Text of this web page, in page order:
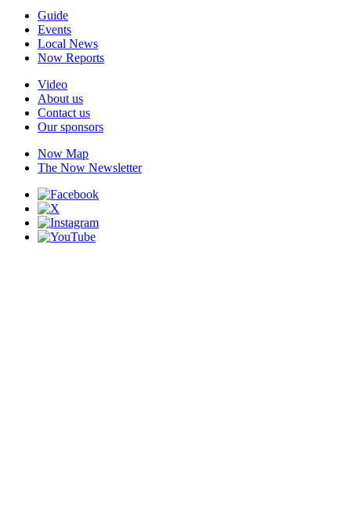
Guide
Events
Local News
Now Reports
Video
About us
Contact us
Our sponsors
Now Map
The Now Newsletter